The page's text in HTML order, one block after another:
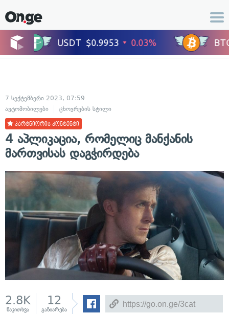
7 სექტემბერი 2023, 07:59
ავტომობილები
ცხოვრების სტილი
პარტნიორის კონტენტი
4 აპლიკაცია, რომელიც მანქანის
მართვისას დაგჭირდება
2.8K
წაკითხვა
12
გაზიარება